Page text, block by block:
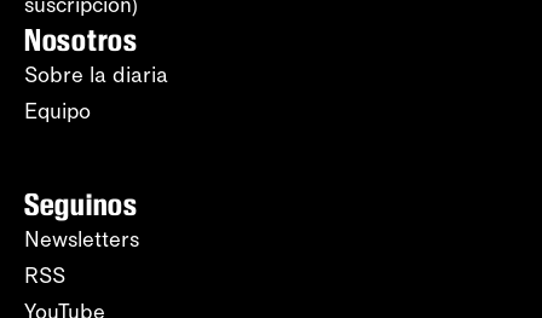
Nosotros
Sobre la diaria
Equipo
Seguinos
Newsletters
RSS
YouTube